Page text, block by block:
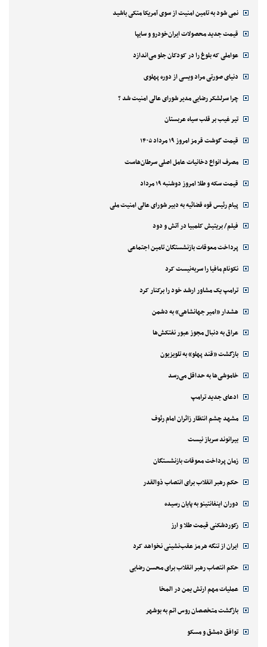
نمی شود به تامین امنیت از سوی آمریکا متکی باشید
قیمت جدید محصولات ایران‌خودرو و سایپا
عواملی که بلوغ را در کودکان جلو می‌اندازد
دنیای صورتی مراد ویسی از دوره پهلوی
چرا سرلشکر رضایی مدیر شورای عالی امنیت شد ؟
تیر غیب بر قلب سیاه عربستان
قیمت گوشت قرمز امروز ۱۹ مرداد ۱۴۰۵
مصرف انواع دخانیات عامل اصلی سرطان‌هاست
قیمت سکه و طلا امروز دوشنبه ۱۹ مرداد
پیام رئیس قوه قضائیه به دبیر شورای عالی امنیت ملی
فیلم/ بریتیش کلمبیا در آتش و دود
پرداخت معوقات بازنشستگان تامین اجتماعی
نکونام مافیا را سربه‌نیست کرد
ترامپ یک مشاور ارشد خود را برکنار کرد
هشدار «امیر جهانشاهی» به دشمن
عراق به دنبال مجوز عبور نفتکش‌ها
بازگشت «قند پهلو» به تلویزیون
خاموشی‌ها به حداقل می‌رسد
ادعای جدید ترامپ
مشهد چشم انتظار زائران امام رئوف
بیرانوند سرباز نیست
زمان پرداخت معوقات بازنشستگان
حکم رهبر انقلاب برای انتصاب ذوالقدر
دوران اینفانتینو به پایان رسیده
رکوردشکنی قیمت طلا و ارز
ایران از تنگه هرمز عقب‌نشینی نخواهد کرد
حکم انتصاب رهبر انقلاب برای محسن رضایی
عملیات مهم ارتش یمن در المخا
بازگشت متخصصان روس اتم به بوشهر
توافق دمشق و مسکو